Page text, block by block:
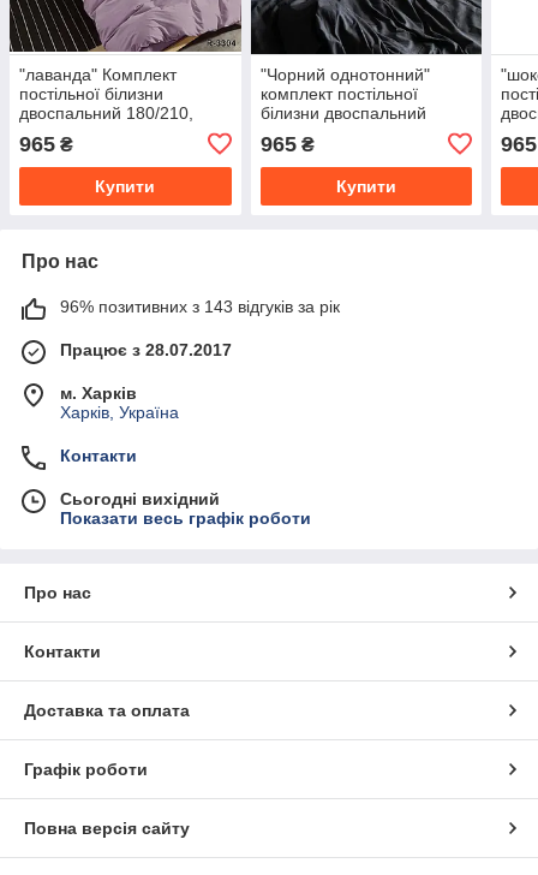
"лаванда" Комплект
постільної білизни
двоспальний 180/210,
сатин, 100% складається з
бавовни
965 ₴
Купити
"Чорний однотонний"
комплект постільної
білизни двоспальний
тканина сатин
965₴
Купити
965
Про нас
96% позитивних з 143 відгуків за рік
Працює з 28.07.2017
м. Харків
Харків, Україна
Контакти
Сьогодні вихідний
Показати весь графік роботи
Про нас
Контакти
Доставка та оплата
Графік роботи
Повна версія сайту